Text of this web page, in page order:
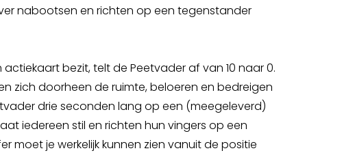
nabootsen en richten op een tegenstander
bezit, telt de Peetvader af van 10 naar 0.
zich doorheen de ruimte, beloeren en bedreigen
drie seconden lang op een (meegeleverd)
iedereen stil en richten hun vingers op een
moet je werkelijk kunnen zien vanuit de positie